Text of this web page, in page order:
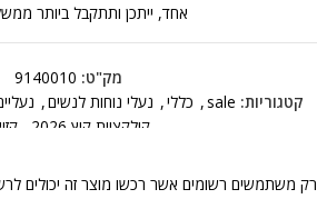
אחד, ייתכן ותתקבל ביותר
מק"ט: 9140010
קטגוריות: sale
, כללי, נעלי נוחות לנשים,
קולקציית קיץ 2026
רק משתמשים רשומים אשר רכשו מוצר זה יכולים